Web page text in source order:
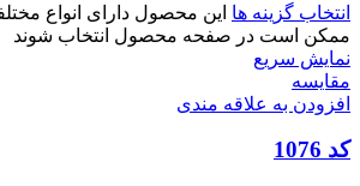
انتخاب گزینه ها این محصول دارای انواع
ممکن است در صفحه محصول انتخاب شوند
نمایش سریع
مقايسه
افزودن به علاقه مندی
کد 1076